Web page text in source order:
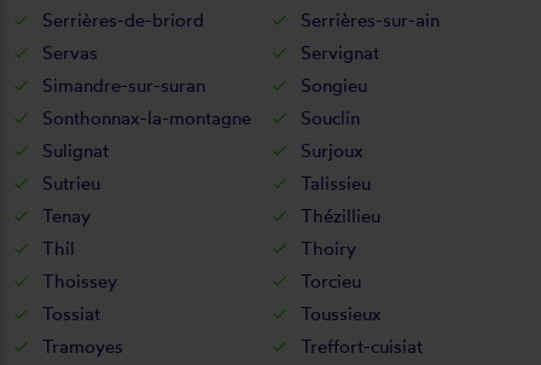
Serrières-de-briord
Serrières-sur-ain
Servas
Servignat
Simandre-sur-suran
Songieu
Sonthonnax-la-montagne
Souclin
Sulignat
Surjoux
Sutrieu
Talissieu
Tenay
Thézillieu
Thil
Thoiry
Thoissey
Torcieu
Tossiat
Toussieux
Tramoyes
Treffort-cuisiat